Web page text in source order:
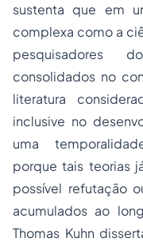
sustenta que em
complexa como a
pesquisadores
consolidados no
literatura
inclusive no
uma
porque tais teorias
possível refutação
acumulados ao
Thomas Kuhn